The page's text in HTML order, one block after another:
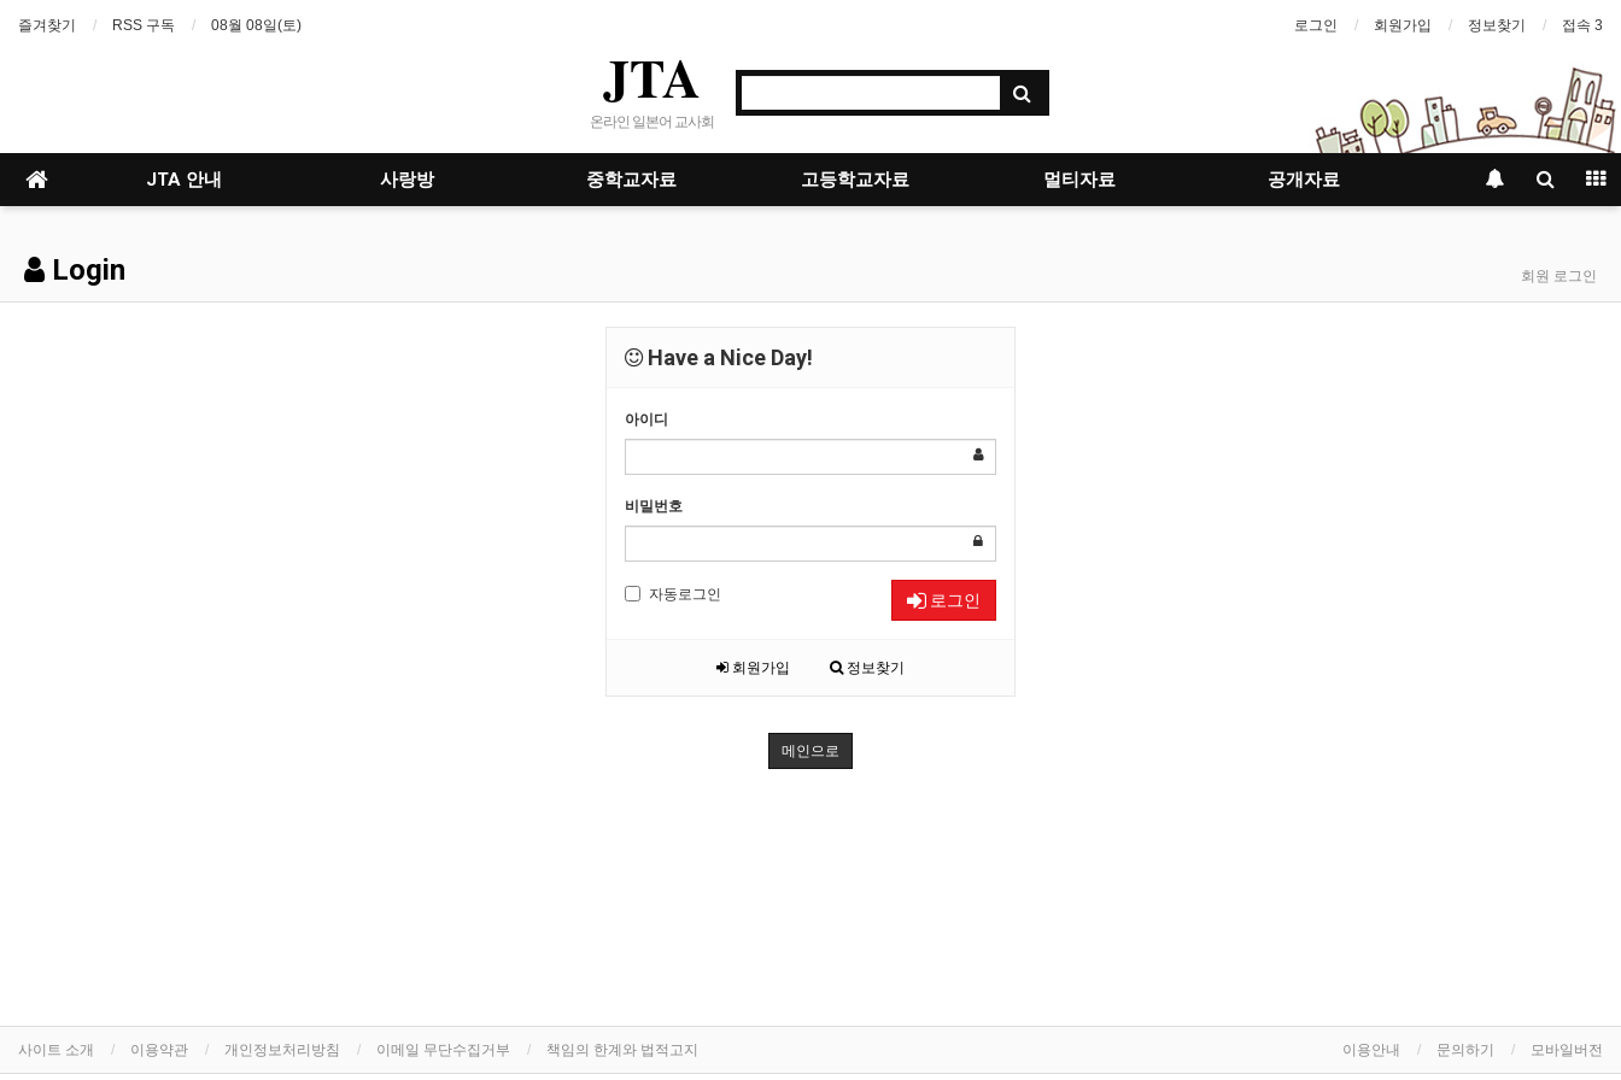
즐겨찾기 RSS 구독 08월 08일(토) 로그인 회원가입 정보찾기 접속 3
JTA
온라인 일본어 교사회
JTA 안내 사랑방 중학교자료 고등학교자료 멀티자료 공개자료
Login 회원 로그인
Have a Nice Day!
아이디
비밀번호
자동로그인 로그인
회원가입 정보찾기
메인으로
사이트 소개 이용약관 개인정보처리방침 이메일 무단수집거부 책임의 한계와 법적고지 이용안내 문의하기 모바일버전